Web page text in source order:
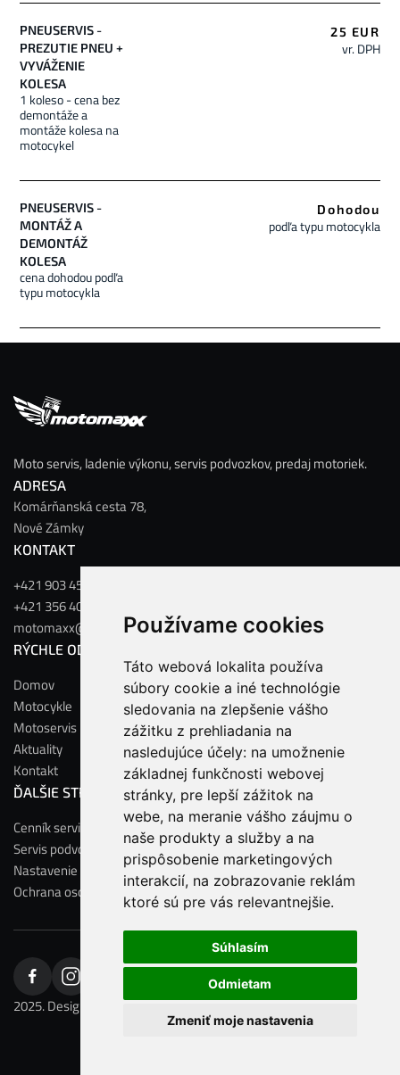
Používame cookies
Táto webová lokalita používa
súbory cookie a iné technológie
sledovania na zlepšenie vášho
zážitku z prehliadania na
nasledujúce účely: na umožnenie
základnej funkčnosti webovej
stránky, pre lepší zážitok na
webe, na meranie vášho záujmu o
naše produkty a služby a na
prispôsobenie marketingových
interakcií, na zobrazovanie reklám
ktoré sú pre vás relevantnejšie.
Súhlasím
Odmietam
Zmeniť moje nastavenia
PNEUSERVIS -
PREZUTIE PNEU +
VYVÁŽENIE
KOLESA
1 koleso - cena bez
demontáže a
montáže kolesa na
motocykel
25 EUR
vr. DPH
PNEUSERVIS -
MONTÁŽ A
DEMONTÁŽ
KOLESA
cena dohodou podľa
typu motocykla
Dohodou
podľa typu motocykla
Moto servis, ladenie výkonu, servis podvozkov, predaj motoriek.
ADRESA
Komárňanská cesta 78,
Nové Zámky
KONTAKT
+421 903 456 125
+421 356 402 556
motomaxx@motomaxx.sk
RÝCHLE ODKAZY
Domov
Motocykle
Motoservis
Aktuality
Kontakt
ĎALŠIE STRÁNKY
Cenník servisu
Servis podvozkov
Nastavenie cookies
Ochrana osobných údajov
2025. Designed by Suzu Creative.Powered byWebflow.